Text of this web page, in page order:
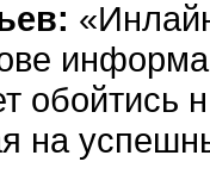
обойтись
на